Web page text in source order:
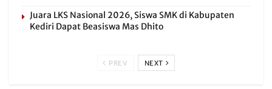
Juara LKS Nasional 2026, Siswa SMK di Kabupaten
Kediri Dapat Beasiswa Mas Dhito
PREV NEXT